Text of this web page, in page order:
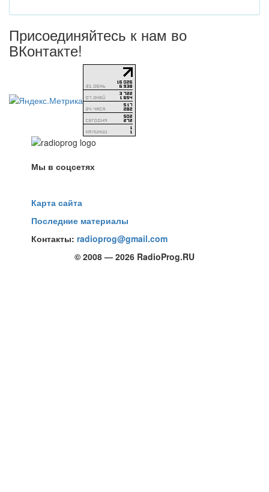
Присоединяйтесь к нам во
ВКонтакте!
Мы в соцсетях
Карта сайта
Последние материалы
Контакты:radioprog@gmail.com
© 2008 — 2026 RadioProg.RU